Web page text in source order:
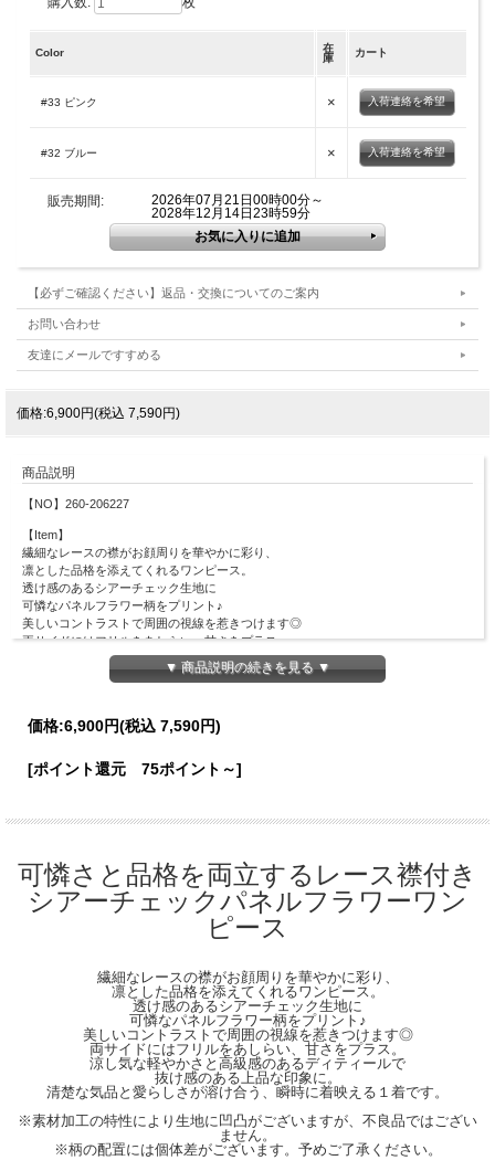
Color
在
庫
カート
#33 ピンク × 入荷連絡を希望
#32 ブルー × 入荷連絡を希望
販売期間:
2026年07月21日00時00分～
2028年12月14日23時59分
【必ずご確認ください】返品・交換についてのご案内
お問い合わせ
友達にメールですすめる
価格:6,900円(税込 7,590円)
商品説明
【NO】260-206227
【Item】
繊細なレースの襟がお顔周りを華やかに彩り、
凛とした品格を添えてくれるワンピース。
透け感のあるシアーチェック生地に
可憐なパネルフラワー柄をプリント♪
美しいコントラストで周囲の視線を惹きつけます◎
両サイドにはフリルをあしらい、甘さをプラス。
涼し気な軽やかさと高級感のあるディティールで
抜け感のある上品な印象に。
※素材加工の特性により生地に凹凸がございますが、不良品ではございません。
【Material】
総丈：114cm
身幅：44cm
肩幅：36cm
裾幅：100cm
【Color】#33 ピンク/#32 ブルー
【Attention】サイズは平置きサイズとなりますので測り方により誤差が出る場合が
ございます。 色合いはモニター環境により若干の誤差が出ます。 ライティングや
天候によりモデル画像と物撮り画像のカラーに違いある場合、物撮り画像の方が実
際のカラーに近い状態で撮影されておりますので、そちらを参考にしてくださいま
▼ 商品説明の続きを見る ▼
価格:6,900円(税込 7,590円)
[ポイント還元 75ポイント～]
可憐さと品格を両立するレース襟付き
シアーチェックパネルフラワーワン
ピース
繊細なレースの襟がお顔周りを華やかに彩り、
凛とした品格を添えてくれるワンピース。
透け感のあるシアーチェック生地に
可憐なパネルフラワー柄をプリント♪
美しいコントラストで周囲の視線を惹きつけます◎
両サイドにはフリルをあしらい、甘さをプラス。
涼し気な軽やかさと高級感のあるディティールで
抜け感のある上品な印象に。
清楚な気品と愛らしさが溶け合う、瞬時に着映える１着です。
※素材加工の特性により生地に凹凸がございますが、不良品ではござい
ません。
※柄の配置には個体差がございます。予めご了承ください。